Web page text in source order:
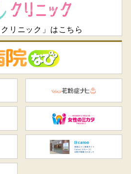
クリニック」はこちら
すぐ禁煙.jp
知ろう、ふせごう。慢性腎臓
おなかのはなし.com